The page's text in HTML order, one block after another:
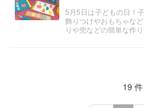
5月5日は子どもの日！
飾りつけやおもちゃな
りや兜などの簡単な作
19 件